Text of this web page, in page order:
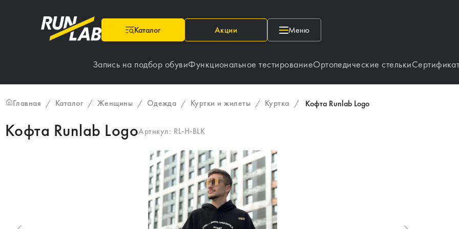
Каталог Акции Меню
Запись на подбор обувиФункциональное тестированиеОртопедические стельки
Главная / Каталог / Женщины / Одежда / Куртки и жилеты / Куртка / Кофта Runlab Logo
Кофта Runlab LogoАртикул: RL-H-BLK